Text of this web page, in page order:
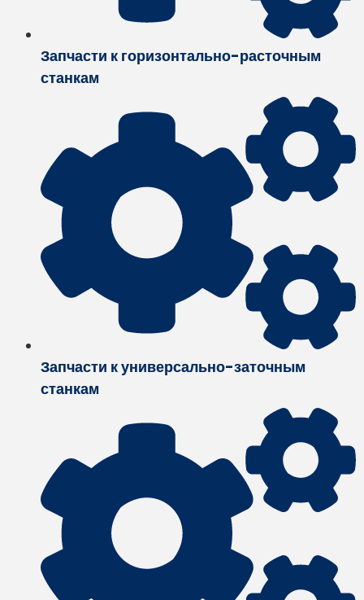
Запчасти к горизонтально-расточным
станкам
Запчасти к универсально-заточным
станкам